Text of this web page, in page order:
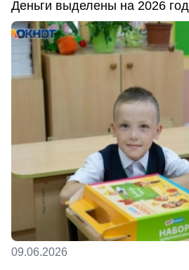
Деньги выделены на 2026 год
09.06.2026